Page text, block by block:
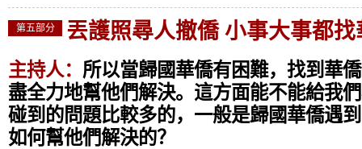
第五部分 丟護照尋人撤僑 小事大事都找
主持人： 所以當歸國華僑有困難，找到華
盡全力地幫他們解決。這方面能不能給我
碰到的問題比較多的，一般是歸國華僑遇
如何幫他們解決的？